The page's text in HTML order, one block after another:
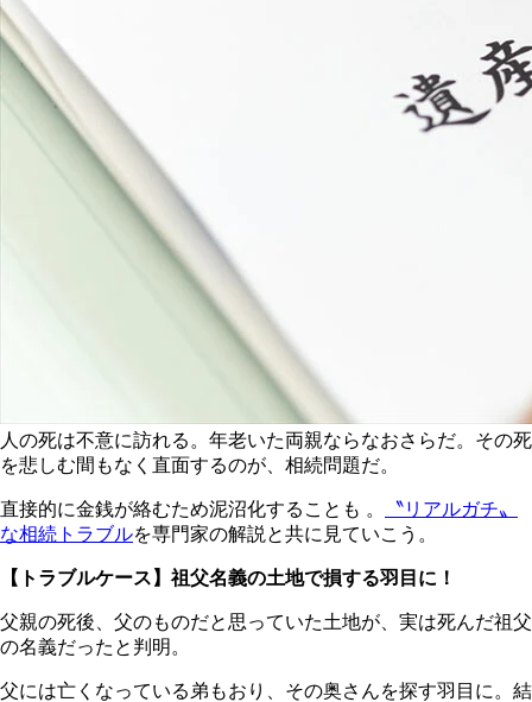
人の死は不意に訪れる。年老いた両親ならなおさらだ。その死
を悲しむ間もなく直面するのが、相続問題だ。
直接的に金銭が絡むため泥沼化することも 。
〝リアルガチ〟
な相続トラブルを専門家の解説と共に見ていこう。
【トラブルケース】祖父名義の土地で損する羽目に！
父親の死後、父のものだと思っていた土地が、実は死んだ祖父
の名義だったと判明。
父には亡くなっている弟もおり、その奥さんを探す羽目に。結